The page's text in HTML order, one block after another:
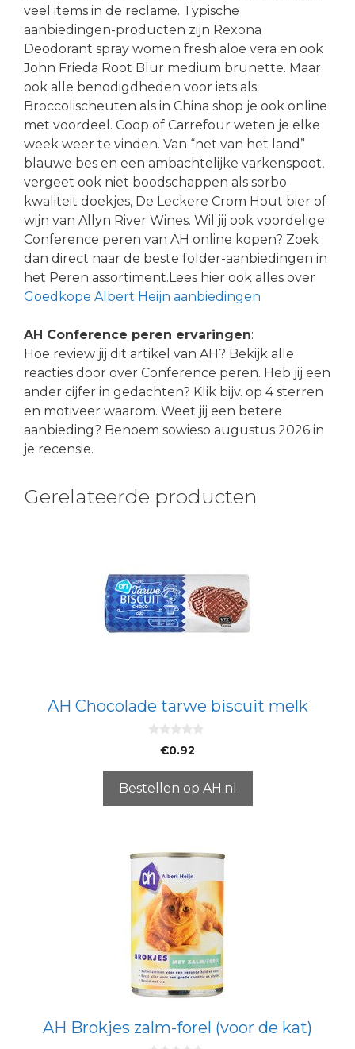
veel items in de reclame. Typische
aanbiedingen-producten zijn Rexona
Deodorant spray women fresh aloe vera en ook
John Frieda Root Blur medium brunette. Maar
ook alle benodigdheden voor iets als
Broccolischeuten als in China shop je ook online
met voordeel. Coop of Carrefour weten je elke
week weer te vinden. Van “net van het land”
blauwe bes en een ambachtelijke varkenspoot,
vergeet ook niet boodschappen als sorbo
kwaliteit doekjes, De Leckere Crom Hout bier of
wijn van Allyn River Wines. Wil jij ook voordelige
Conference peren van AH online kopen? Zoek
dan direct naar de beste folder-aanbiedingen in
het Peren assortiment.Lees hier ook alles over
Goedkope Albert Heijn aanbiedingen
AH Conference peren ervaringen:
Hoe review jij dit artikel van AH? Bekijk alle
reacties door over Conference peren. Heb jij een
ander cijfer in gedachten? Klik bijv. op 4 sterren
en motiveer waarom. Weet jij een betere
aanbieding? Benoem sowieso augustus 2026 in
je recensie.
Gerelateerde producten
AH Chocolade tarwe biscuit melk
5
€0.92
Bestellen op AH.nl
AH Brokjes zalm-forel (voor de kat)